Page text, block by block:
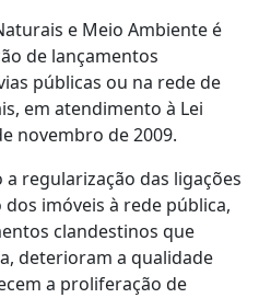
e Meio Ambiente é
de lançamentos
públicas ou na rede de
em atendimento à Lei
novembro de 2009.
regularização das ligações
imóveis à rede pública,
clandestinos que
deterioram a qualidade
a proliferação de